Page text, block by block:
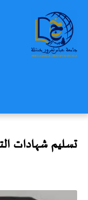
تسليم شهادات